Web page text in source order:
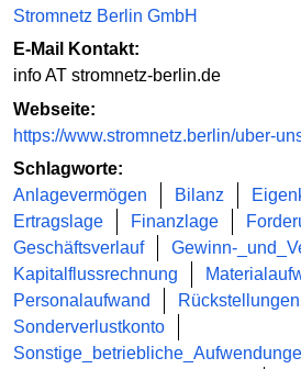
Stromnetz Berlin GmbH
E-Mail Kontakt:
info AT stromnetz-berlin.de
Webseite:
https://www.stromnetz.berlin/uber-
Schlagworte:
Anlagevermögen
Bilanz
Ertragslage
Finanzlage
Geschäftsverlauf
Gewinn-
Kapitalflussrechnung
Personalaufwand
Rückstellungen
Sonderverlustkonto